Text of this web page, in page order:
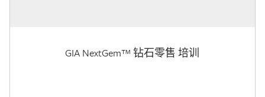
GIA NextGem™ 钻石零售 培训